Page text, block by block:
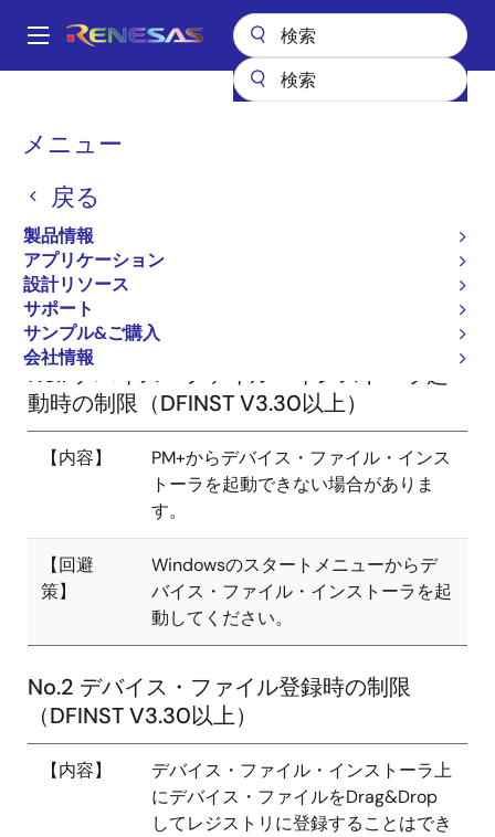
ン
Main
メニュー
戻る
製品情報
アプリケーション
設計リソース
サポート
サンプル&ご購入
会社情報
パ
く
ず
Windows® 8制限事項
Windows® 8制限事項
各開発環境製品のWindows® 8環境での動作上の制限事
項を示します。
No.1 デバイス・ファイル・インストーラ起
動時の制限（DFINST V3.30以上）
【内容】
PM+からデバイス・ファイル・インス
トーラを起動できない場合がありま
す。
【回避
策】
Windowsのスタートメニューからデ
バイス・ファイル・インストーラを起
動してください。
No.2 デバイス・ファイル登録時の制限
（DFINST V3.30以上）
【内容】
デバイス・ファイル・インストーラ上
にデバイス・ファイルをDrag&Drop
してレジストリに登録することはでき